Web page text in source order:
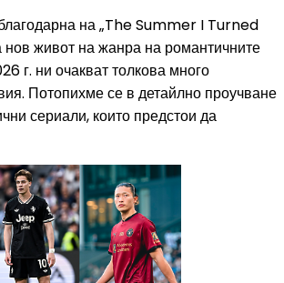
на „The Summer I Turned
живот на жанра на романтичните
г. ни очакват толкова много
Потопихме се в детайлно проучване
сериали, които предстои да